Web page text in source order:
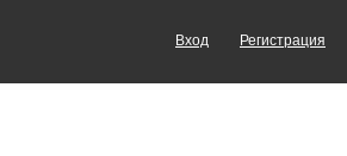
Вход Регистрация